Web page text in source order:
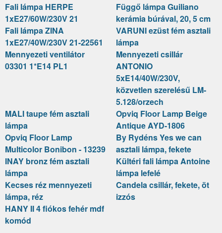
Fali lámpa HERPE
1xE27/60W/230V 21
Függő lámpa Guiliano
kerámia búrával, 20, 5 cm
Fali lámpa ZINA
1xE27/40W/230V 21-22561
VARUNI ezüst fém asztali
lámpa
Mennyezeti ventilátor
03301 1*E14 PL1
Mennyezeti csillár
ANTONIO
5xE14/40W/230V,
közvetlen szerelésű LM-
5.128/orzech
MALI taupe fém asztali
lámpa
Opviq Floor Lamp Beige
Antique AYD-1806
Opviq Floor Lamp
Multicolor Bonibon - 13239
By Rydéns Yes we can
asztali lámpa, fekete
INAY bronz fém asztali
lámpa
Kültéri fali lámpa Antoine
lámpa lefelé
Kecses réz mennyezeti
lámpa, réz
Candela csillár, fekete, öt
izzós
HANY II 4 fiókos fehér mdf
komód